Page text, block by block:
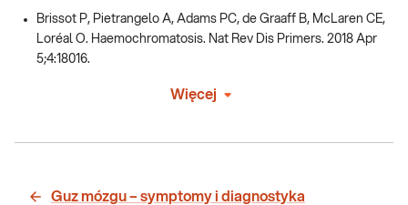
Brissot P, Pietrangelo A, Adams PC, de Graaff B, McLaren CE,
Loréal O. Haemochromatosis. Nat Rev Dis Primers. 2018 Apr
5;4:18016.
Więcej
Guz mózgu – symptomy i diagnostyka